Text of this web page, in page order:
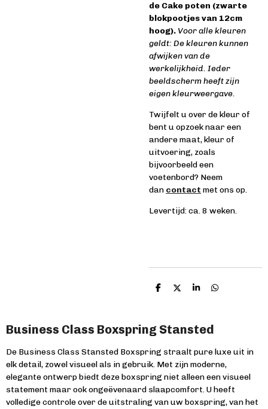
de Cake poten (zwarte
blokpootjes van 12cm
hoog). Voor alle kleuren
geldt: De kleuren kunnen
afwijken van de
werkelijkheid. Ieder
beeldscherm heeft zijn
eigen kleurweergave.
Twijfelt u over de kleur of
bent u opzoek naar een
andere maat, kleur of
uitvoering, zoals
bijvoorbeeld een
voetenbord? Neem
dan contact met ons op.
Levertijd: ca. 8 weken.
D
n
D
S
e
D
Business Class Boxspring Stansted
De Business Class Stansted Boxspring straalt pure luxe uit in
elk detail, zowel visueel als in gebruik. Met zijn moderne,
elegante ontwerp biedt deze boxspring niet alleen een visueel
statement maar ook ongeëvenaard slaapcomfort. U heeft
volledige controle over de uitstraling van uw boxspring, van het